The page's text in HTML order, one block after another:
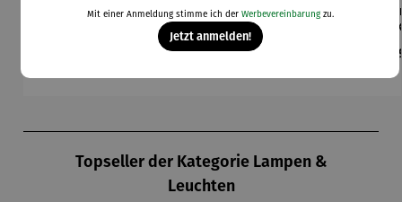
Beleuchte
Bodenleuc
hte
Hocker
Regulärer Preis:
349,00 €
Brick BBQ
Set - 3tlg
Regulärer Preis:
79,00 €
Champagn
Topseller der Kategorie Lampen &
Leuchten
Mit einer Anmeldung stimme ich der Werbevereinbarungzu.
Jetzt anmelden!